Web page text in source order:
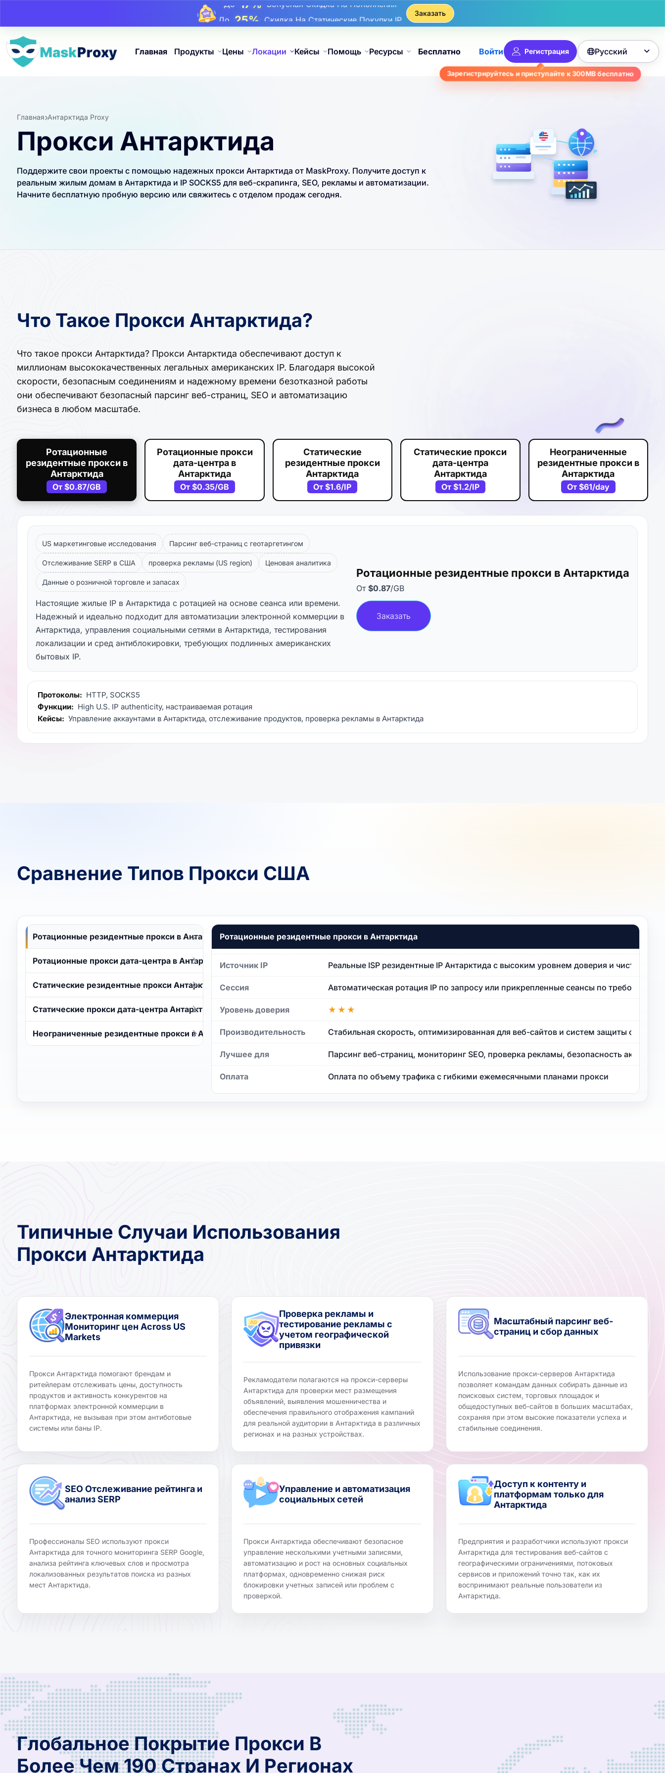
До17%
До25%Скидка На Статические Покупки IP
Заказать
Главная Продукты Цены Локации Кейсы Помощь Ресурсы Бесплатно Войти Регистрация
Зарегистрируйтесь и приступайте к 300MBбесплатно
Русский 
Главная Антарктида Proxy
Прокси Антарктида
Поддержите свои проекты с помощью надежных прокси Антарктида от MaskProxy. Получите доступ к
реальным жилым домам в Антарктида и IP SOCKS5 для веб-скрапинга, SEO, рекламы и автоматизации.
Начните бесплатную пробную версию или свяжитесь с отделом продаж сегодня.
Что Такое Прокси Антарктида?
Что такое прокси Антарктида? Прокси Антарктида обеспечивают доступ к
миллионам высококачественных легальных американских IP. Благодаря высокой
скорости, безопасным соединениям и надежному времени безотказной работы
они обеспечивают безопасный парсинг веб-страниц, SEO и автоматизацию
бизнеса в любом масштабе.
Ротационные
резидентные прокси в
Антарктида
От$0.87/GB
Ротационные прокси
дата-центра в
Антарктида
От$0.35/GB
Статические
резидентные прокси
Антарктида
От$1.6/IP
Статические прокси
дата-центра
Антарктида
От $1.2/IP
Неограниченные
резидентные прокси в
Антарктида
От $61/day
US маркетинговые исследования Парсинг веб-страниц с геотаргетингом
Отслеживание SERP в США проверка рекламы (US region) Ценовая аналитика
Данные о розничной торговле и запасах
Настоящие жилые IP в Антарктида с ротацией на основе сеанса или времени.
Надежный и идеально подходит для автоматизации электронной коммерции в
Антарктида, управления социальными сетями в Антарктида, тестирования
локализации и сред антиблокировки, требующих подлинных американских
бытовых IP.
Ротационные резидентные прокси в Антарктида
От $0.87/GB
Заказать
Протоколы: HTTP, SOCKS5
Функции: High U.S. IP authenticity, настраиваемая ротация
Кейсы: Управление аккаунтами в Антарктида, отслеживание продуктов, проверка рекламы в Антарктида
Сравнение Типов Прокси США
Ротационные резидентные прокси в Антарктида
Ротационные прокси дата-центра в Антарктида
Статические резидентные прокси Антарктида
Статические прокси дата-центра Антарктида
Неограниченные резидентные прокси в Антарктида
Ротационные резидентные прокси в Антарктида
Источник IP Реальные ISP резидентные IP Антарктида с высоким уровнем доверия и чистой
Сессия Автоматическая ротация IP по запросу или прикрепленные сеансы по требованию.
Уровень доверия ★★★
Производительность Стабильная скорость, оптимизированная для веб-сайтов и систем защиты от
Лучшее для Парсинг веб-страниц, мониторинг SEO, проверка рекламы, безопасность аккаунта
Оплата Оплата по объему трафика с гибкими ежемесячными планами прокси
Типичные Случаи Использования
Прокси Антарктида
Электронная коммерция
Мониторинг цен Across US
Markets
Прокси Антарктида помогают брендам и
ритейлерам отслеживать цены, доступность
продуктов и активность конкурентов на
платформах электронной коммерции в
Антарктида, не вызывая при этом антиботовые
системы или баны IP.
Проверка рекламы и
тестирование рекламы с
учетом географической
привязки
Рекламодатели полагаются на прокси-серверы
Антарктида для проверки мест размещения
объявлений, выявления мошенничества и
обеспечения правильного отображения кампаний
для реальной аудитории в Антарктида в различных
регионах и на разных устройствах.
Масштабный парсинг веб-
страниц и сбор данных
Использование прокси-серверов Антарктида
позволяет командам данных собирать данные из
поисковых систем, торговых площадок и
общедоступных веб-сайтов в больших масштабах,
сохраняя при этом высокие показатели успеха и
стабильные соединения.
SEO Отслеживание рейтинга и
анализ SERP
Профессионалы SEO используют прокси
Антарктида для точного мониторинга SERP Google,
анализа рейтинга ключевых слов и просмотра
локализованных результатов поиска из разных
мест Антарктида.
Управление и автоматизация
социальных сетей
Прокси Антарктида обеспечивают безопасное
управление несколькими учетными записями,
автоматизацию и рост на основных социальных
платформах, одновременно снижая риск
блокировки учетных записей или проблем с
проверкой.
Доступ к контенту и
платформам только для
Антарктида
Предприятия и разработчики используют прокси
Антарктида для тестирования веб-сайтов с
географическими ограничениями, потоковых
сервисов и приложений точно так, как их
воспринимают реальные пользователи из
Антарктида.
Глобальное Покрытие Прокси В
Более Чем 190 Странах И Регионах